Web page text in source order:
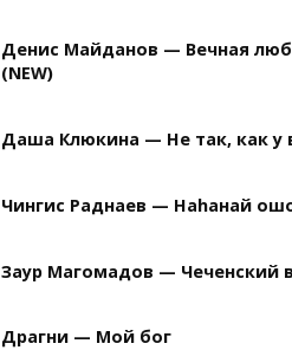
Денис Майданов — Вечная
(NEW)
Даша Клюкина — Не так, как у
Чингис Раднаев — Наhанай
Заур Магомадов — Чеченский
Драгни — Мой бог